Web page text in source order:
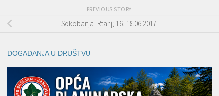
PREVIOUS STORY
Sokobanja–Rtanj; 16.-18.06.2017.
DOGAĐANJA U DRUŠTVU